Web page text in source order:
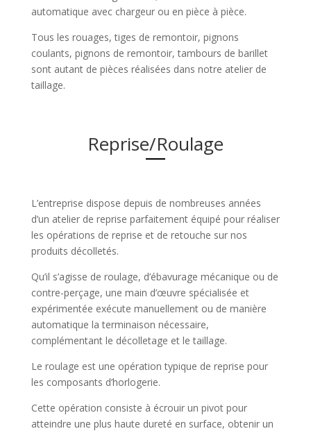
automatique avec chargeur ou en pièce à pièce.
Tous les rouages, tiges de remontoir, pignons
coulants, pignons de remontoir, tambours de barillet
sont autant de pièces réalisées dans notre atelier de
taillage.
Reprise/Roulage
L’entreprise dispose depuis de nombreuses années
d’un atelier de reprise parfaitement équipé pour réaliser
les opérations de reprise et de retouche sur nos
produits décolletés.
Qu’il s’agisse de roulage, d’ébavurage mécanique ou de
contre-perçage, une main d’œuvre spécialisée et
expérimentée exécute manuellement ou de manière
automatique la terminaison nécessaire,
complémentant le décolletage et le taillage.
Le roulage est une opération typique de reprise pour
les composants d’horlogerie.
Cette opération consiste à écrouir un pivot pour
atteindre une plus haute dureté en surface, obtenir un